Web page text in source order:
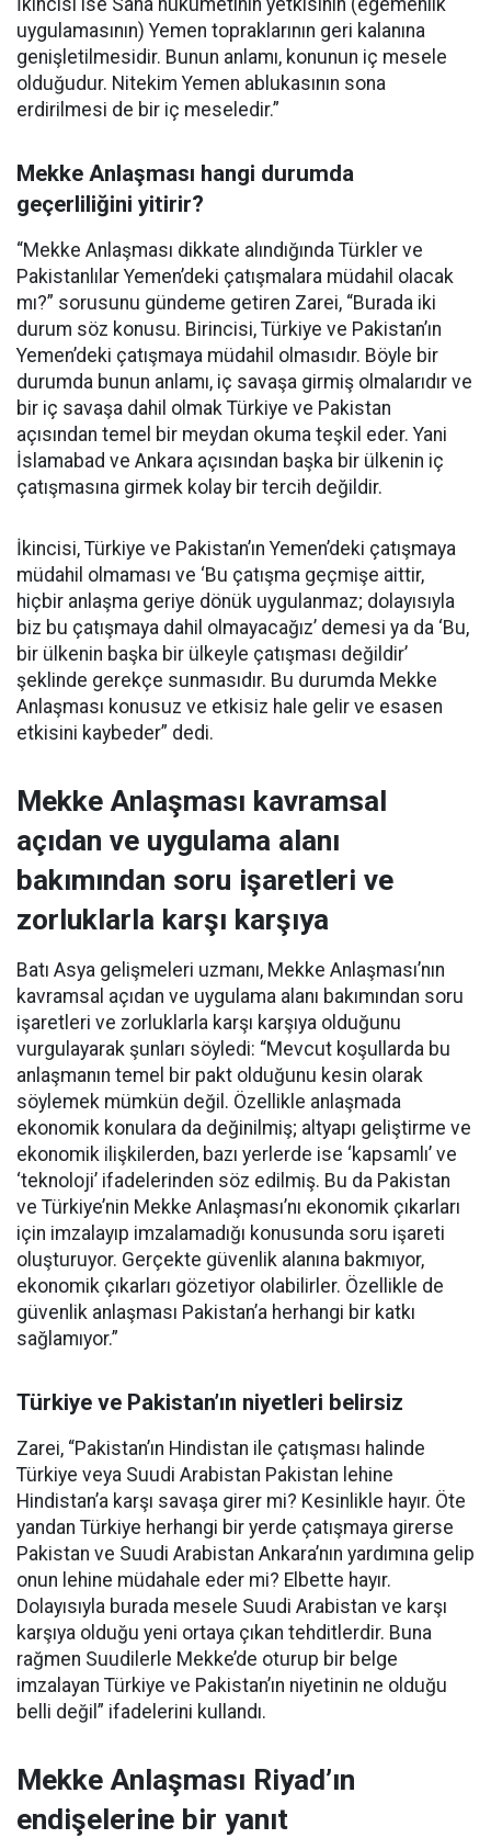
İkincisi ise Sana hükümetinin yetkisinin (egemenlik
uygulamasının) Yemen topraklarının geri kalanına
genişletilmesidir. Bunun anlamı, konunun iç mesele
olduğudur. Nitekim Yemen ablukasının sona
erdirilmesi de bir iç meseledir.”
Mekke Anlaşması hangi durumda
geçerliliğini yitirir?
“Mekke Anlaşması dikkate alındığında Türkler ve
Pakistanlılar Yemen’deki çatışmalara müdahil olacak
mı?” sorusunu gündeme getiren Zarei, “Burada iki
durum söz konusu. Birincisi, Türkiye ve Pakistan’ın
Yemen’deki çatışmaya müdahil olmasıdır. Böyle bir
durumda bunun anlamı, iç savaşa girmiş olmalarıdır ve
bir iç savaşa dahil olmak Türkiye ve Pakistan
açısından temel bir meydan okuma teşkil eder. Yani
İslamabad ve Ankara açısından başka bir ülkenin iç
çatışmasına girmek kolay bir tercih değildir.
İkincisi, Türkiye ve Pakistan’ın Yemen’deki çatışmaya
müdahil olmaması ve ‘Bu çatışma geçmişe aittir,
hiçbir anlaşma geriye dönük uygulanmaz; dolayısıyla
biz bu çatışmaya dahil olmayacağız’ demesi ya da ‘Bu,
bir ülkenin başka bir ülkeyle çatışması değildir’
şeklinde gerekçe sunmasıdır. Bu durumda Mekke
Anlaşması konusuz ve etkisiz hale gelir ve esasen
etkisini kaybeder” dedi.
Mekke Anlaşması kavramsal
açıdan ve uygulama alanı
bakımından soru işaretleri ve
zorluklarla karşı karşıya
Batı Asya gelişmeleri uzmanı, Mekke Anlaşması’nın
kavramsal açıdan ve uygulama alanı bakımından soru
işaretleri ve zorluklarla karşı karşıya olduğunu
vurgulayarak şunları söyledi: “Mevcut koşullarda bu
anlaşmanın temel bir pakt olduğunu kesin olarak
söylemek mümkün değil. Özellikle anlaşmada
ekonomik konulara da değinilmiş; altyapı geliştirme ve
ekonomik ilişkilerden, bazı yerlerde ise ‘kapsamlı’ ve
‘teknoloji’ ifadelerinden söz edilmiş. Bu da Pakistan
ve Türkiye’nin Mekke Anlaşması’nı ekonomik çıkarları
için imzalayıp imzalamadığı konusunda soru işareti
oluşturuyor. Gerçekte güvenlik alanına bakmıyor,
ekonomik çıkarları gözetiyor olabilirler. Özellikle de
güvenlik anlaşması Pakistan’a herhangi bir katkı
sağlamıyor.”
Türkiye ve Pakistan’ın niyetleri belirsiz
Zarei, “Pakistan’ın Hindistan ile çatışması halinde
Türkiye veya Suudi Arabistan Pakistan lehine
Hindistan’a karşı savaşa girer mi? Kesinlikle hayır. Öte
yandan Türkiye herhangi bir yerde çatışmaya girerse
Pakistan ve Suudi Arabistan Ankara’nın yardımına gelip
onun lehine müdahale eder mi? Elbette hayır.
Dolayısıyla burada mesele Suudi Arabistan ve karşı
karşıya olduğu yeni ortaya çıkan tehditlerdir. Buna
rağmen Suudilerle Mekke’de oturup bir belge
imzalayan Türkiye ve Pakistan’ın niyetinin ne olduğu
belli değil” ifadelerini kullandı.
Mekke Anlaşması Riyad’ın
endişelerine bir yanıt